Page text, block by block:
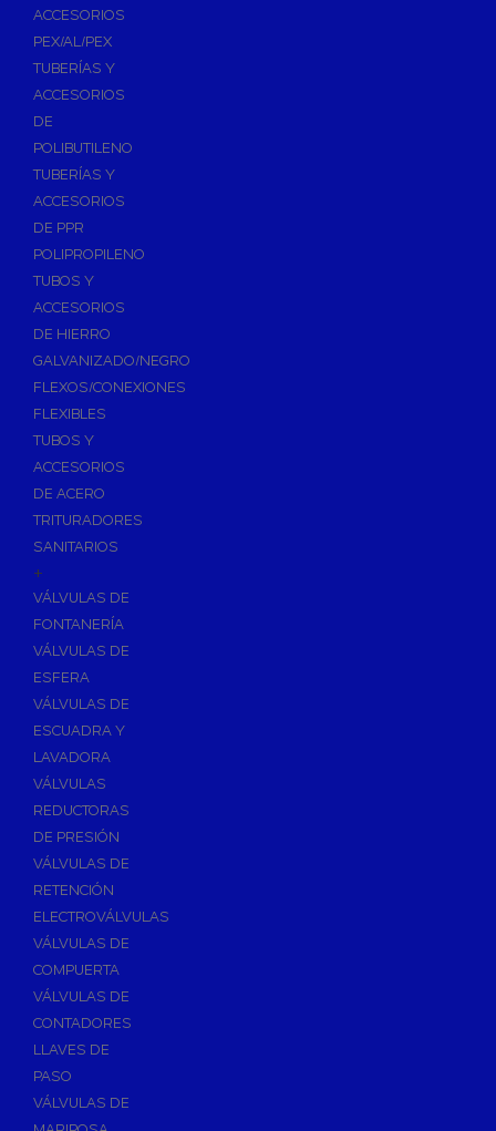
ACCESORIOS
PEX/AL/PEX
TUBERÍAS Y
ACCESORIOS
DE
POLIBUTILENO
TUBERÍAS Y
ACCESORIOS
DE PPR
POLIPROPILENO
TUBOS Y
ACCESORIOS
DE HIERRO
GALVANIZADO/NEGRO
FLEXOS/CONEXIONES
FLEXIBLES
TUBOS Y
ACCESORIOS
DE ACERO
TRITURADORES
SANITARIOS
+
VÁLVULAS DE
FONTANERÍA
VÁLVULAS DE
ESFERA
VÁLVULAS DE
ESCUADRA Y
LAVADORA
VÁLVULAS
REDUCTORAS
DE PRESIÓN
VÁLVULAS DE
RETENCIÓN
ELECTROVÁLVULAS
VÁLVULAS DE
COMPUERTA
VÁLVULAS DE
CONTADORES
LLAVES DE
PASO
VÁLVULAS DE